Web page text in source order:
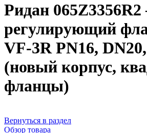
Ридан
регулирующий
VF-3R PN16,
(новый корпус,
фланцы)
Вернуться в раздел
Обзор товара